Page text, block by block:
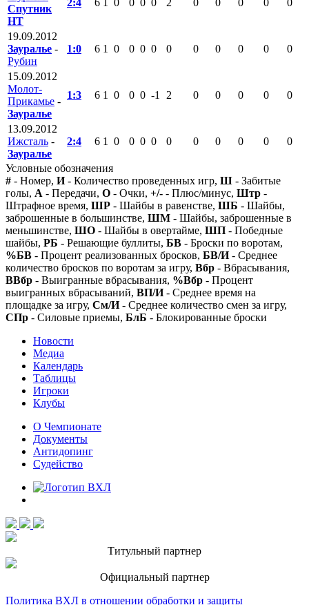
Спутник
НТ
19.09.2012
Зауралье -
Рубин
1:0 6 1 0 0 0 0 0 0 0 0 0 0
15.09.2012
Молот-
Прикамье -
Зауралье
1:3 6 1 0 0 0 -1 2 0 0 0 0 0
13.09.2012
Ижсталь -
Зауралье
2:4 6 1 0 0 0 0 0 0 0 0 0 0
Условные обозначения
# - Номер, И- Количество проведенных игр, Ш - Забитые
голы, А - Передачи, О - Очки, +/- - Плюс/минус, Штр -
Штрафное время, ШР - Шайбы в равенстве, ШБ - Шайбы,
заброшенные в большинстве, ШМ - Шайбы, заброшенные в
меньшинстве, ШО - Шайбы в овертайме, ШП - Победные
шайбы, РБ - Решающие буллиты, БВ - Броски по воротам,
%БВ - Процент реализованных бросков, БВ/И- Среднее
количество бросков по воротам за игру, Вбр - Вбрасывания,
ВВбр - Выигранные вбрасывания, %Вбр - Процент
выигранных вбрасываний, ВП/И- Среднее время на
площадке за игру, См/И- Среднее количество смен за игру,
СПр - Силовые приемы, БлБ - Блокированные броски
Новости
Медиа
Календарь
Таблицы
Игроки
Клубы
О Чемпионате
Документы
Антидопинг
Судейство
Титульный партнер
Официальный партнер
Политика ВХЛ в отношении обработки и защиты